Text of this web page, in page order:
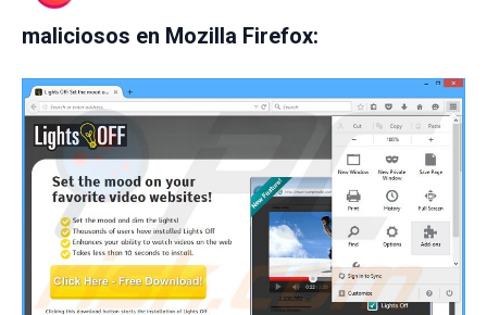
maliciosos en Mozilla Firefox: